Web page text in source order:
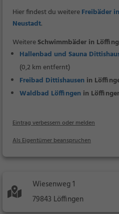
Hier findest du weitereFreibäder
Neustadt.
WeitereSchwimmbäder in
Hallenbad und Sauna
(0,2 km entfernt)
Freibad Dittishausen in
Waldbad Löffingen in
Eintrag verbessern oder melden
Als Eigentümer beanspruchen
Wiesenweg 1
79843 Löffingen